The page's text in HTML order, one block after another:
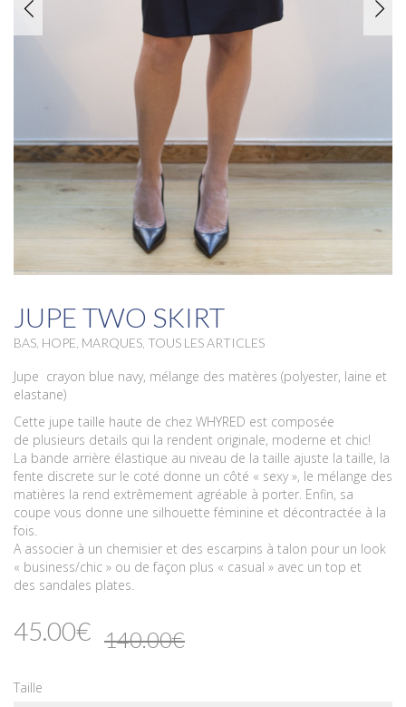
JUPE TWO SKIRT
BAS HOPE MARQUES TOUS LES ARTICLES
Jupe crayon blue navy, mélange des matères (polyester, laine et
elastane)
Cette jupe taille haute de chez WHYRED est composée
de plusieurs details qui la rendent originale, moderne et chic!
La bande arrière élastique au niveau de la taille ajuste la taille, la
fente discrete sur le coté donne un côté « sexy », le mélange des
matières la rend extrêmement agréable à porter. Enfin, sa
coupe vous donne une silhouette féminine et décontractée à la
fois.
A associer à un chemisier et des escarpins à talon pour un look
« business/chic » ou de façon plus « casual » avec un top et
des sandales plates.
140.00€
45.00€
Taille